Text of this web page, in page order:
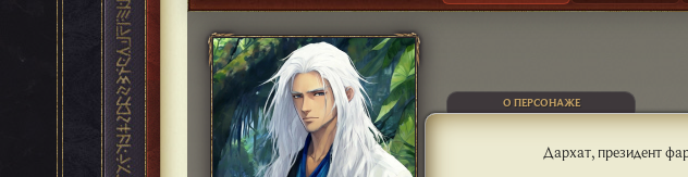
О ПЕРСОНАЖЕ
Дархат, президент